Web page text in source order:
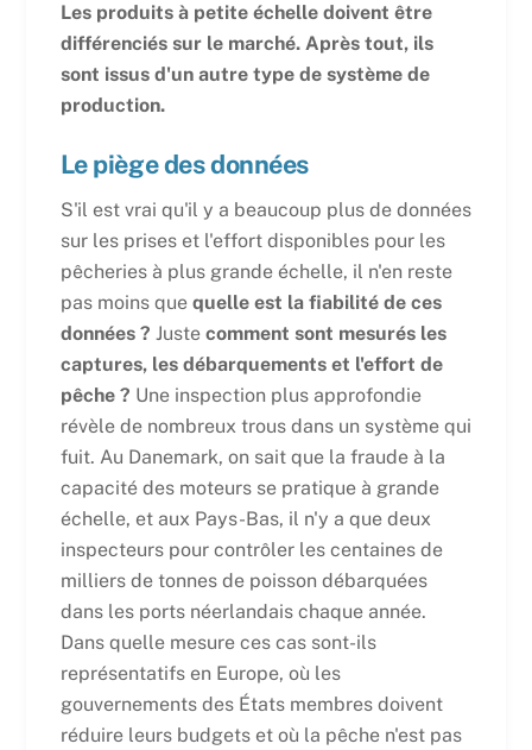
Les produits à petite échelle doivent être
différenciés sur le marché. Après tout, ils
sont issus d'un autre type de système de
production.
Le piège des données
S'il est vrai qu'il y a beaucoup plus de données
sur les prises et l'effort disponibles pour les
pêcheries à plus grande échelle, il n'en reste
pas moins que quelle est la fiabilité de ces
données ? Juste comment sont mesurés les
captures, les débarquements et l'effort de
pêche ? Une inspection plus approfondie
révèle de nombreux trous dans un système qui
fuit. Au Danemark, on sait que la fraude à la
capacité des moteurs se pratique à grande
échelle, et aux Pays-Bas, il n'y a que deux
inspecteurs pour contrôler les centaines de
milliers de tonnes de poisson débarquées
dans les ports néerlandais chaque année.
Dans quelle mesure ces cas sont-ils
représentatifs en Europe, où les
gouvernements des États membres doivent
réduire leurs budgets et où la pêche n'est pas